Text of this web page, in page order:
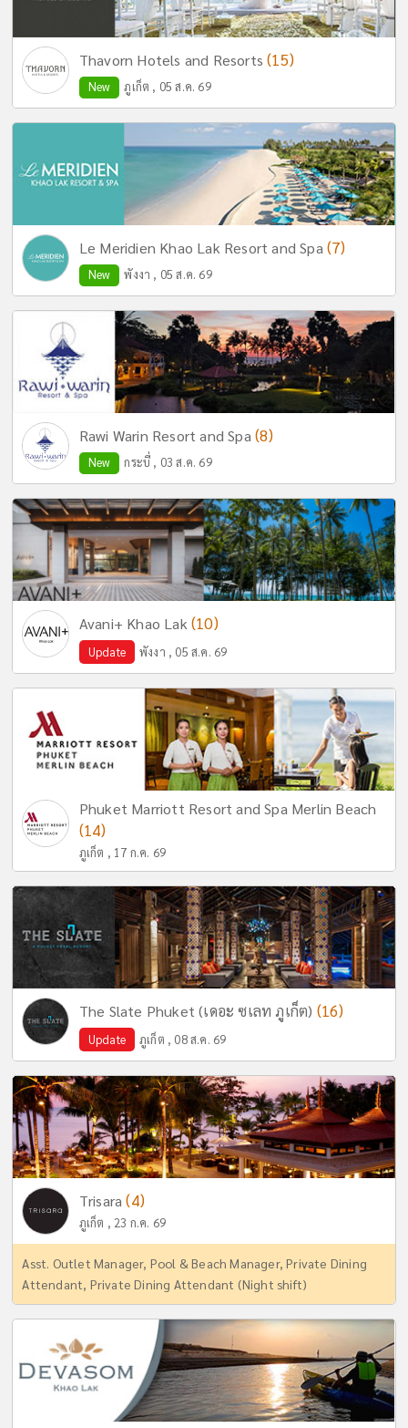
Thavorn Hotels and Resorts(15)
New ภูเก็ต , 05 ส.ค. 69
Le Meridien Khao Lak Resort and Spa (7)
New พังงา , 05 ส.ค. 69
Rawi Warin Resort and Spa (8)
New กระบี่ , 03 ส.ค. 69
Avani+ Khao Lak (10)
Update พังงา , 05 ส.ค. 69
Phuket Marriott Resort and Spa Merlin Beach
(14)
ภูเก็ต , 17 ก.ค. 69
The Slate Phuket (เดอะ ซเลท ภูเก็ต) (16)
Update ภูเก็ต , 08 ส.ค. 69
Trisara(4)
ภูเก็ต , 23 ก.ค. 69
Asst. Outlet Manager, Pool & Beach Manager, Private Dining
Attendant, Private Dining Attendant (Night shift)